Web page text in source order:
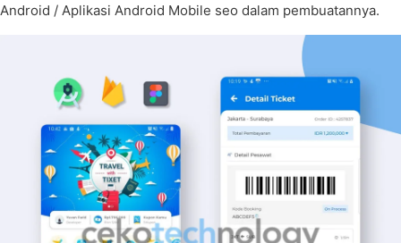
Android / Aplikasi Android Mobile seo dalam pembuatannya.